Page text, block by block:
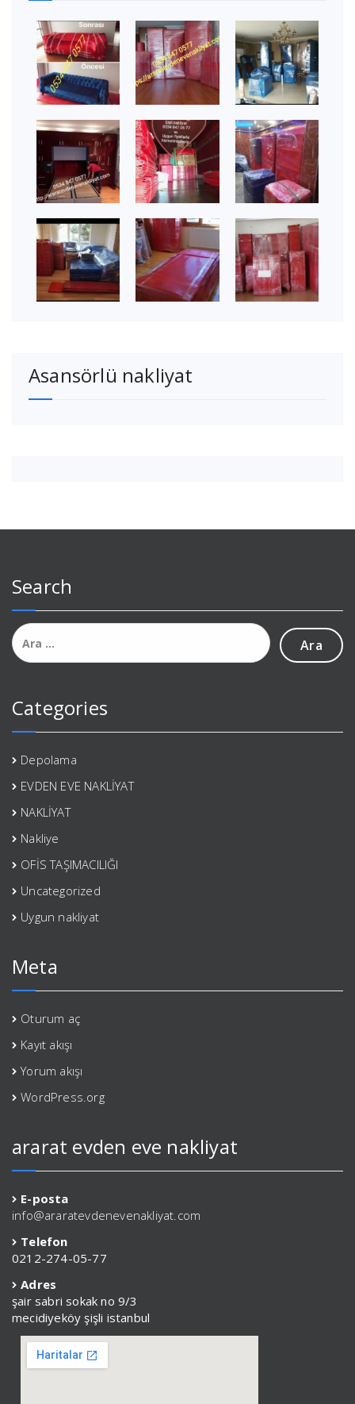
Asansörlü nakliyat
Search
Arama:
Categories
Depolama
EVDEN EVE NAKLİYAT
NAKLİYAT
Nakliye
OFİS TAŞIMACILIĞI
Uncategorized
Uygun nakliyat
Meta
Oturum aç
Kayıt akışı
Yorum akışı
WordPress.org
ararat evden eve nakliyat
E-posta
info@araratevdenevenakliyat.com
Telefon
0212-274-05-77
Adres
şair sabri sokak no 9/3
mecidiyeköy şişli istanbul